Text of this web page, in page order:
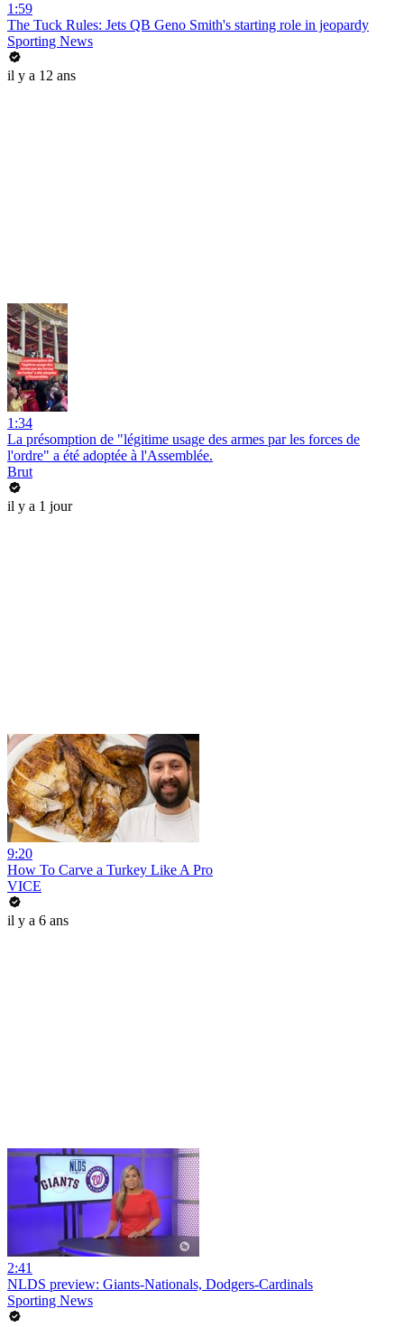
1:59
The Tuck Rules: Jets QB Geno Smith's starting role in jeopardy
Sporting News
il y a 12 ans
1:34
La présomption de "légitime usage des armes par les forces de
l'ordre" a été adoptée à l'Assemblée.
Brut
il y a 1 jour
9:20
How To Carve a Turkey Like A Pro
VICE
il y a 6 ans
2:41
NLDS preview: Giants-Nationals, Dodgers-Cardinals
Sporting News